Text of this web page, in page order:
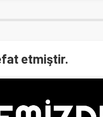
etmiştir.